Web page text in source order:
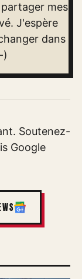
mes
J'espère
dans
)
Soutenez-
Google